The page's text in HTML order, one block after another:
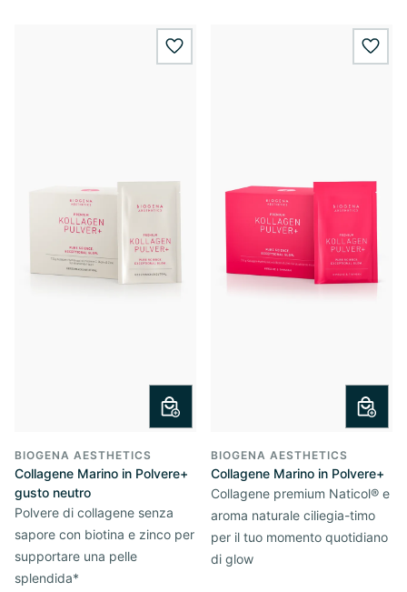
wishlist.add
BIOGENA AESTHETICS
Collagene Marino in Polvere+
gusto neutro
Polvere di collagene senza
sapore con biotina e zinco per
supportare una pelle
splendida*
BIOGENA AESTHETICS
Collagene Marino in Polvere+
Collagene premium Naticol® e
aroma naturale ciliegia-timo
per il tuo momento quotidiano
di glow